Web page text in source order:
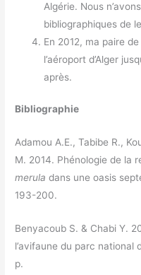
Algérie. Nous
bibliographiques de
En 2012, ma paire
l’aéroport d’Alger
après.
Bibliographie
Adamou A.E., Tabibe R.,
M. 2014. Phénologie de la
merula dans une oasis
193-200.
Benyacoub S. & Chabi Y.
l’avifaune du parc national
p.